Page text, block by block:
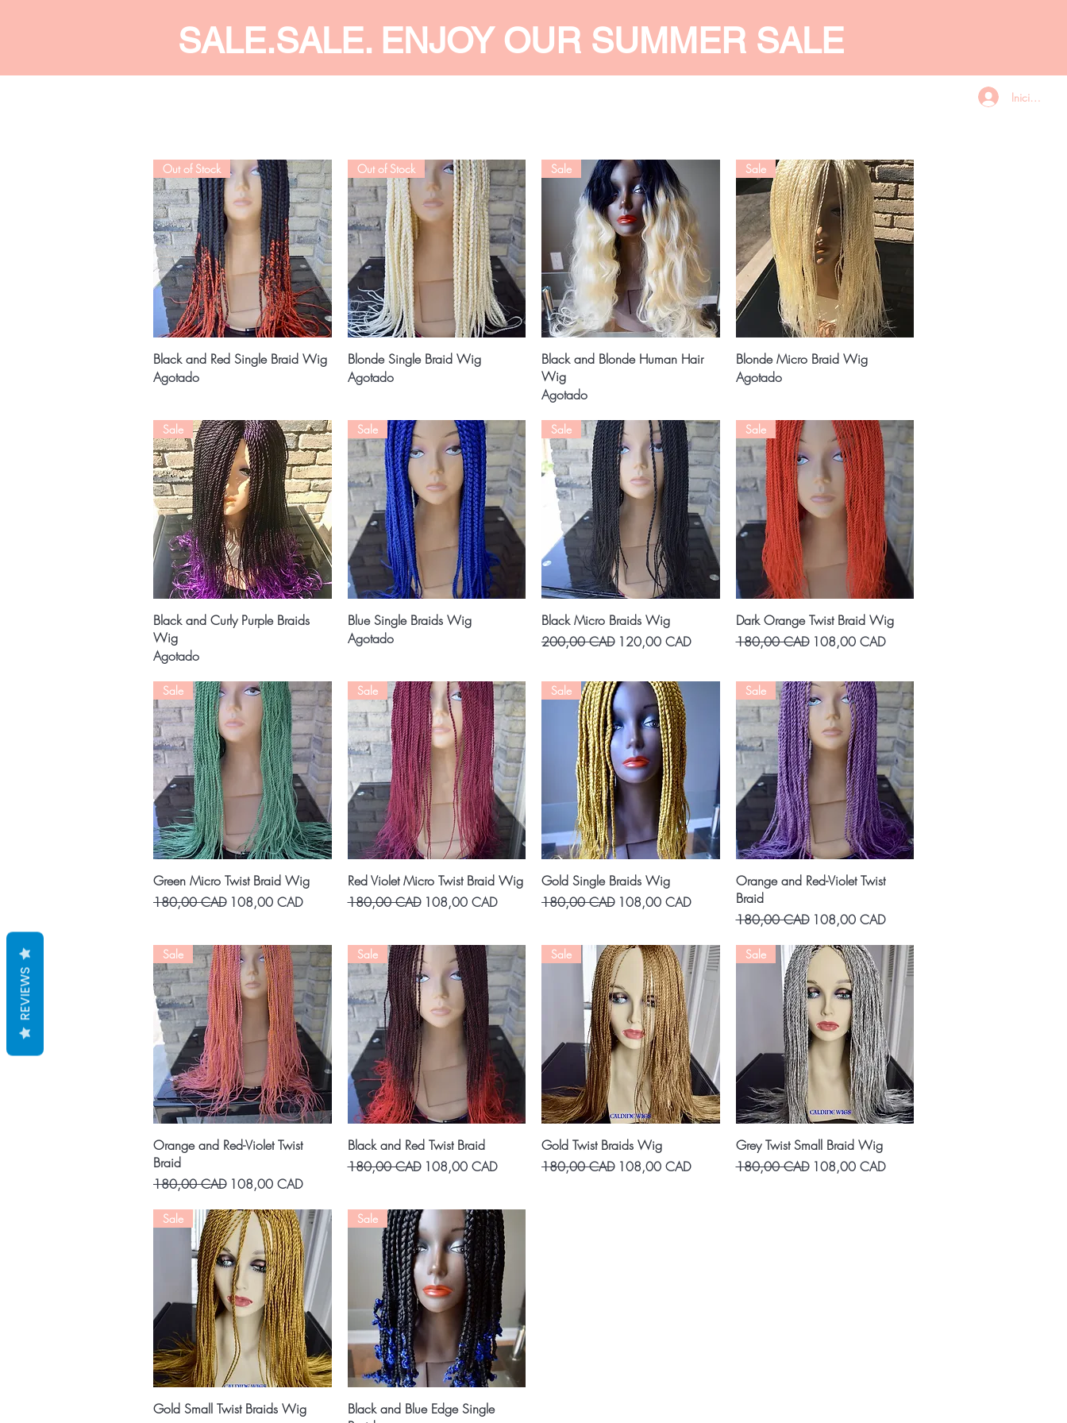
SALE.SALE. ENJOY OUR SUMMER SALE
Iniciar
Vista rápida
Out of Stock
Black and Red Single Braid Wig
Agotado
Vista rápida
Out of Stock
Blonde Single Braid Wig
Agotado
Vista rápida
Sale
Black and Blonde Human Hair
Wig
Agotado
Vista rápida
Sale
Blonde Micro Braid Wig
Agotado
Vista rápida
Sale
Black and Curly Purple Braids
Wig
Agotado
Vista rápida
Sale
Blue Single Braids Wig
Agotado
Vista rápida
Sale
Black Micro Braids Wig
Precio
200,00 CAD Precio de oferta
120,00 CAD
Vista rápida
Sale
Dark Orange Twist Braid Wig
Precio
180,00 CAD Precio de oferta
108,00 CAD
Vista rápida
Sale
Green Micro Twist Braid Wig
Precio
180,00 CAD Precio de oferta
108,00 CAD
Vista rápida
Sale
Red Violet Micro Twist Braid Wig
Precio
180,00 CAD Precio de oferta
108,00 CAD
Vista rápida
Sale
Gold Single Braids Wig
Precio
180,00 CAD Precio de oferta
108,00 CAD
Vista rápida
Sale
Orange and Red-Violet Twist
Braid
Precio
180,00 CAD Precio de oferta
108,00 CAD
Vista rápida
Sale
Orange and Red-Violet Twist
Braid
Precio
180,00 CAD Precio de oferta
108,00 CAD
Vista rápida
Sale
Black and Red Twist Braid
Precio
180,00 CAD Precio de oferta
108,00 CAD
Vista rápida
Sale
Gold Twist Braids Wig
Precio
180,00 CAD Precio de oferta
108,00 CAD
Vista rápida
Sale
Grey Twist Small Braid Wig
Precio
180,00 CAD Precio de oferta
108,00 CAD
Vista rápida
Sale
Gold Small Twist Braids Wig
Vista rápida
Sale
Black and Blue Edge Single
REVIEWS